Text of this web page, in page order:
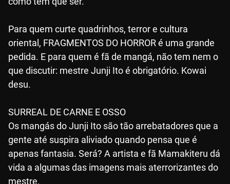
Para quem curte quadrinhos, terror e cultura
oriental, FRAGMENTOS DO HORROR é uma grande
pedida. E para quem é fã de mangá, não tem nem o
que discutir: mestre Junji Ito é obrigatório. Kowai
desu.
SURREAL DE CARNE E OSSO
Os mangás do Junji Ito são tão arrebatadores que a
gente até suspira aliviado quando pensa que é
apenas fantasia. Será? A artista e fã Mamakiteru dá
vida a algumas das imagens mais aterrorizantes do
mestre.